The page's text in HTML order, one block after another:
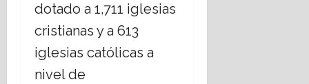
dotado a 1,711 iglesias
cristianas y a 613
iglesias católicas a
nivel de